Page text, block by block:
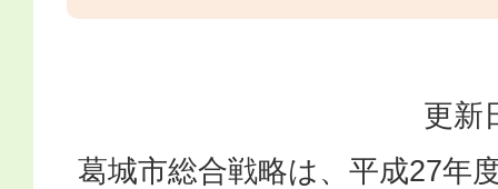
更新
葛城市総合戦略は、平成27年